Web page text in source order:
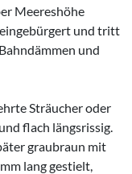
Meereshöhe
und tritt
und
Sträucher oder
flach längsrissig.
graubraun mit
lang gestielt,